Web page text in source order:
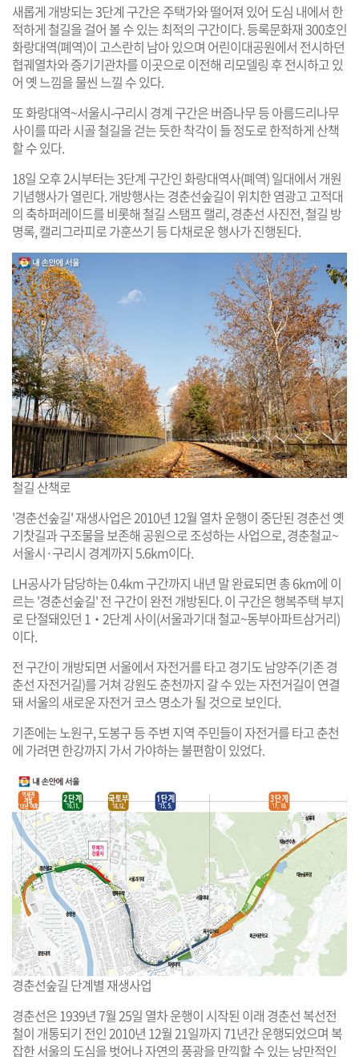
새롭게 개방되는 3단계 구간은 주택가와 떨어져 있어 도심 내에서 한
적하게 철길을 걸어 볼 수 있는 최적의 구간이다. 등록문화재 300호인
화랑대역(폐역)이 고스란히 남아 있으며 어린이대공원에서 전시하던
협궤열차와 증기기관차를 이곳으로 이전해 리모델링 후 전시하고 있
어 옛 느낌을 물씬 느낄 수 있다.
또 화랑대역~서울시-구리시 경계 구간은 버즘나무 등 아름드리나무
사이를 따라 시골 철길을 걷는 듯한 착각이 들 정도로 한적하게 산책
할 수 있다.
18일 오후 2시부터는 3단계 구간인 화랑대역사(폐역) 일대에서 개원
기념행사가 열린다. 개방행사는 경춘선숲길이 위치한 염광고 고적대
의 축하퍼레이드를 비롯해 철길 스탬프 랠리, 경춘선 사진전, 철길 방
명록, 캘리그라피로 가훈쓰기 등 다채로운 행사가 진행된다.
철길 산책로
'경춘선숲길' 재생사업은 2010년 12월 열차 운행이 중단된 경춘선 옛
기찻길과 구조물을 보존해 공원으로 조성하는 사업으로, 경춘철교~
서울시·구리시 경계까지 5.6km이다.
LH공사가 담당하는 0.4km 구간까지 내년 말 완료되면 총 6km에 이
르는 '경춘선숲길' 전 구간이 완전 개방된다. 이 구간은 행복주택 부지
로 단절돼있던 1‧2단계 사이(서울과기대 철교~동부아파트삼거리)
이다.
전 구간이 개방되면 서울에서 자전거를 타고 경기도 남양주(기존 경
춘선 자전거길)를 거쳐 강원도 춘천까지 갈 수 있는 자전거길이 연결
돼 서울의 새로운 자전거 코스 명소가 될 것으로 보인다.
기존에는 노원구, 도봉구 등 주변 지역 주민들이 자전거를 타고 춘천
에 가려면 한강까지 가서 가야하는 불편함이 있었다.
경춘선숲길 단계별 재생사업
경춘선은 1939년 7월 25일 열차 운행이 시작된 이래 경춘선 복선전
철이 개통되기 전인 2010년 12월 21일까지 71년간 운행되었으며 복
잡한 서울의 도심을 벗어나 자연의 풍광을 만끽할 수 있는 낭만적인